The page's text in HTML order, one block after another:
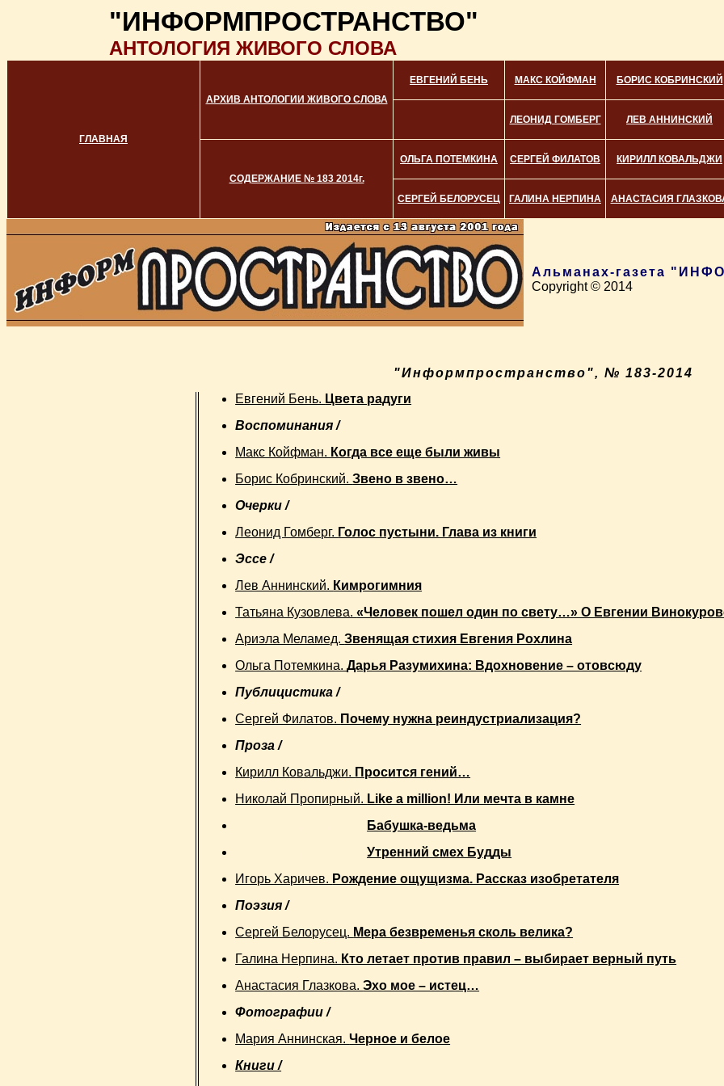
"ИНФОРМПРОСТРАНСТВО"
АНТОЛОГИЯ ЖИВОГО СЛОВА
ГЛАВНАЯ
АРХИВ АНТОЛОГИИ ЖИВОГО СЛОВА
ЕВГЕНИЙ БЕНЬ МАКС КОЙФМАН БОРИС КОБРИНСКИЙ
ЛЕОНИД ГОМБЕРГ ЛЕВ АННИНСКИЙ
СОДЕРЖАНИЕ № 183 2014г.
ОЛЬГА ПОТЕМКИНА СЕРГЕЙ ФИЛАТОВ КИРИЛЛ КОВАЛЬДЖИ
СЕРГЕЙ БЕЛОРУСЕЦ ГАЛИНА НЕРПИНА АНАСТАСИЯ
Альманах-газета
Copyright © 2014
"Информпространство", № 183-2014
Евгений Бень. Цвета радуги
Воспоминания /
Макс Койфман. Когда все еще были живы
Борис Кобринский.Звено в звено…
Очерки /
Леонид Гомберг. Голос пустыни. Глава из книги
Эссе /
Лев Аннинский. Кимрогимния
Татьяна Кузовлева.«Человек пошел один по свету…» О Евгении
Ариэла Меламед.Звенящая стихия Евгения Рохлина
Ольга Потемкина.Дарья Разумихина: Вдохновение – отовсюду
Публицистика /
Сергей Филатов. Почему нужна реиндустриализация?
Проза /
Кирилл Ковальджи. Просится гений…
Николай Пропирный. Like a million! Или мечта в камне
Бабушка-ведьма
Николай Пропирный.Утренний смех Будды
Игорь Харичев. Рождение ощущизма. Рассказ изобретателя
Поэзия /
Сергей Белорусец. Мера безвременья сколь велика?
Галина Нерпина. Кто летает против правил – выбирает верный путь
Анастасия Глазкова.Эхо мое – истец…
Фотографии /
Мария Аннинская.Черное и белое
Книги /